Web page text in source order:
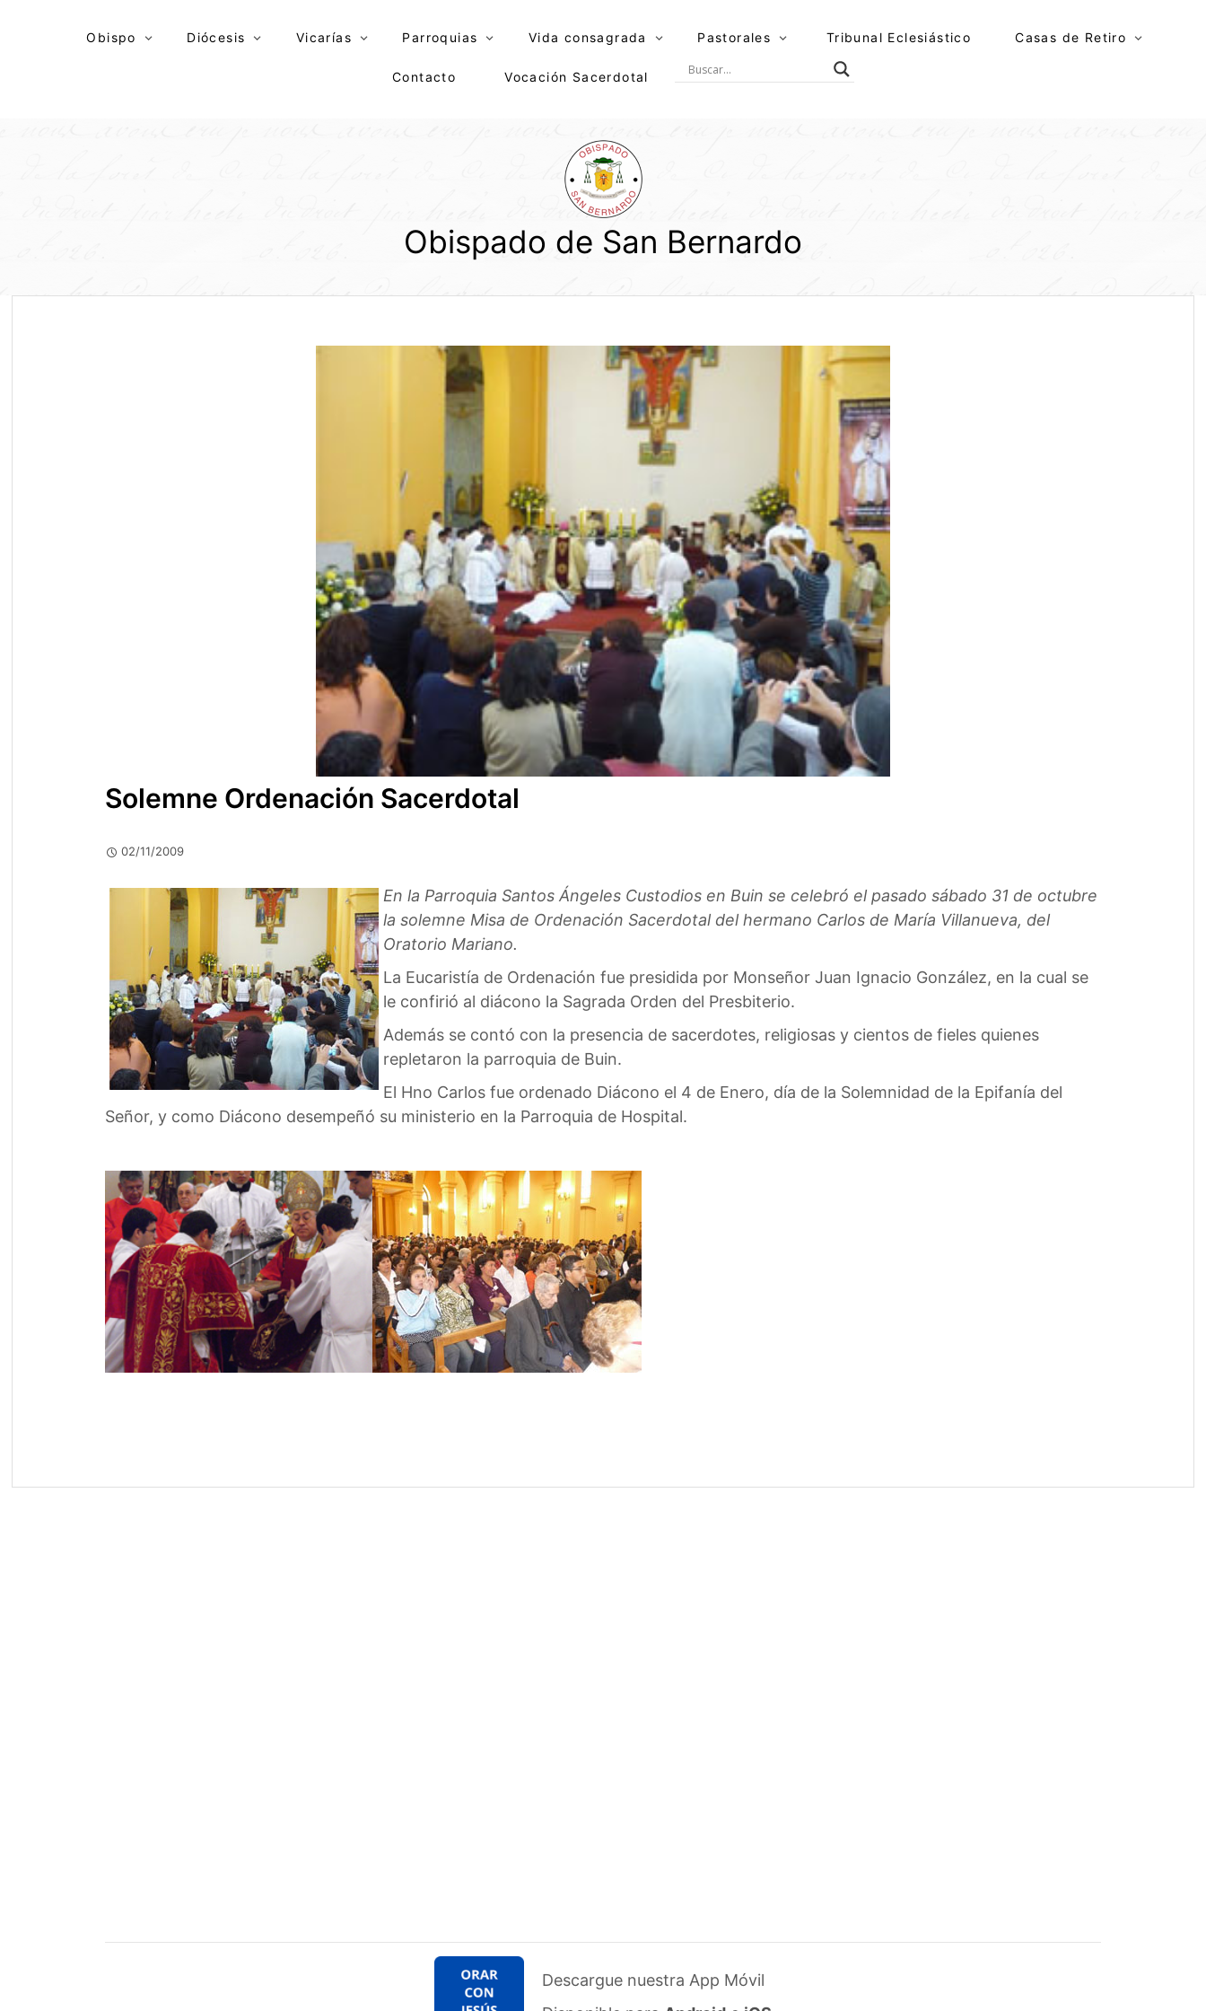
Obispo Diócesis Vicarías Parroquias Vida consagrada Pastorales Tribunal Eclesiástico Casas de Retiro
Contacto Vocación Sacerdotal
Obispado de San Bernardo
Solemne Ordenación Sacerdotal
02/11/2009
En la Parroquia Santos Ángeles Custodios en Buin se celebró el pasado sábado 31 de octubre
la solemne Misa de Ordenación Sacerdotal del hermano Carlos de María Villanueva, del
Oratorio Mariano.
La Eucaristía de Ordenación fue presidida por Monseñor Juan Ignacio González, en la cual se
le confirió al diácono la Sagrada Orden del Presbiterio.
Además se contó con la presencia de sacerdotes, religiosas y cientos de fieles quienes
repletaron la parroquia de Buin.
El Hno Carlos fue ordenado Diácono el 4 de Enero, día de la Solemnidad de la Epifanía del
Señor, y como Diácono desempeñó su ministerio en la Parroquia de Hospital.
Descargue nuestra App Móvil